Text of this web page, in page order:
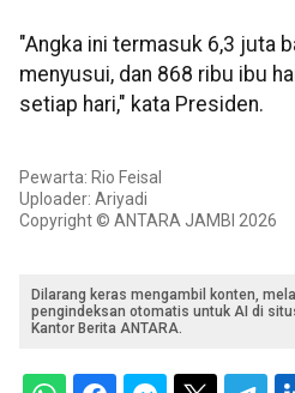
"Angka ini termasuk 6,3 juta
menyusui, dan 868 ribu ibu
setiap hari," kata Presiden.
Pewarta: Rio Feisal
Uploader: Ariyadi
Copyright © ANTARA JAMBI 2026
Dilarang keras mengambil konten,
pengindeksan otomatis untuk AI di
Kantor Berita ANTARA.